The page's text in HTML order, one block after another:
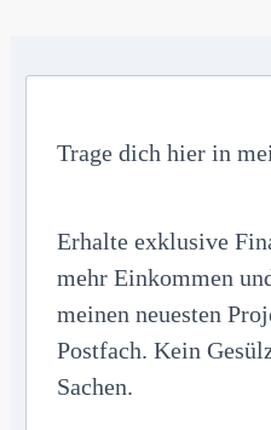
Trage dich hier in
Erhalte exklusive
mehr Einkommen
meinen neuesten
Postfach. Kein
Sachen.